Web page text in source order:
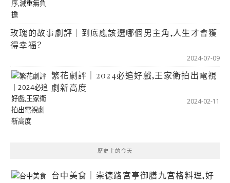
玫瑰的故事劇評｜到底應該選哪個男主角,人生才會獲
得幸福?
2024-07-09
繁花劇評｜2024必追好戲,王家衛拍出電視
劇新高度
2024-02-11
歷史上的今天
台中美食｜崇德路宮亭御膳九宮格料理,好